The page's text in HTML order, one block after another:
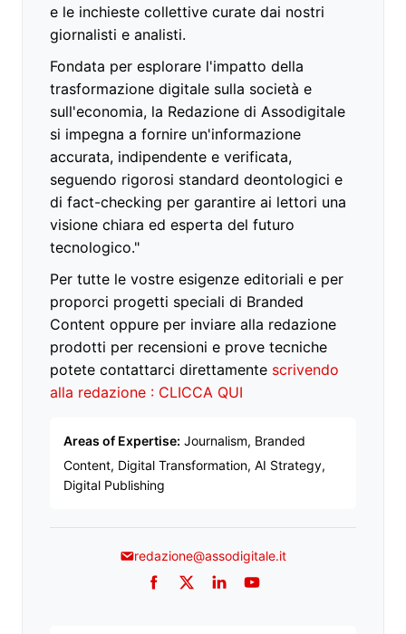
e le inchieste collettive curate dai nostri
giornalisti e analisti.
Fondata per esplorare l'impatto della
trasformazione digitale sulla società e
sull'economia, la Redazione di Assodigitale
si impegna a fornire un'informazione
accurata, indipendente e verificata,
seguendo rigorosi standard deontologici e
di fact-checking per garantire ai lettori una
visione chiara ed esperta del futuro
tecnologico."
Per tutte le vostre esigenze editoriali e per
proporci progetti speciali di Branded
Content oppure per inviare alla redazione
prodotti per recensioni e prove tecniche
potete contattarci direttamente scrivendo
alla redazione : CLICCA QUI
Areas of Expertise: Journalism, Branded
Content, Digital Transformation, AI Strategy,
Digital Publishing
redazione@assodigitale.it
Facebook
TwitterLinkedInYouTube